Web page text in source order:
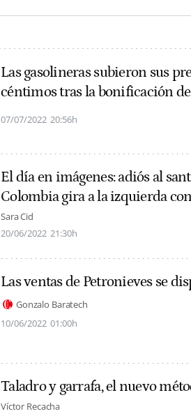
Las gasolineras subieron sus
céntimos tras la bonificación
07/07/2022 20:56h
El día en imágenes: adiós al
Colombia gira a la izquierda
Sara Cid
20/06/2022 21:30h
Las ventas de Petronieves se
Gonzalo Baratech
10/06/2022 01:00h
Taladro y garrafa, el nuevo
Víctor Recacha